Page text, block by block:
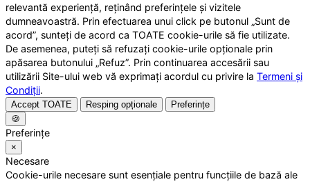
relevantă experiență, reținând preferințele și vizitele
dumneavoastră. Prin efectuarea unui click pe butonul „Sunt de
acord”, sunteți de acord ca TOATE cookie-urile să fie utilizate.
De asemenea, puteți să refuzați cookie-urile opționale prin
apăsarea butonului „Refuz”. Prin continuarea accesării sau
utilizării Site-ului web vă exprimați acordul cu privire la Termeni și
Condiții.
Accept TOATE Resping opționale
Preferințe
🍪
Preferințe
×
Necesare
Cookie-urile necesare sunt esențiale pentru funcțiile de bază ale